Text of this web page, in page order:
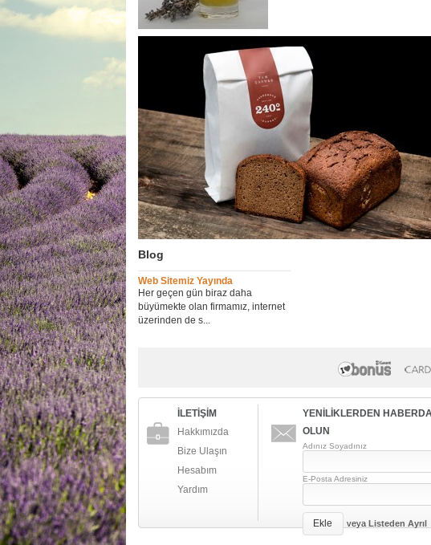
Blog
Web Sitemiz Yayında
Her geçen gün biraz daha
büyümekte olan firmamız, internet
üzerinden de s...
İLETİŞİM
Hakkımızda
Bize Ulaşın
Hesabım
Yardım
YENİLİKLERDEN
OLUN
Adınız Soyadınız
E-Posta Adresiniz
Ekle veya Listeden Ayrıl